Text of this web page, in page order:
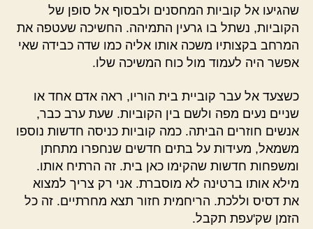
שהגיעו אל קוביות המחסנים ולבסוף אל סופן של
הקוביות, נשתל בו גרעין התמיהה. החשיכה שעטפה את
המרחב בקצותיו משכה אותו אליה כמו שדה כבידה שאי
אפשר היה לעמוד מול כוח המשיכה שלו.
כשצעד אל עבר קוביית בית הוריו, ראה אדם אחד או
שניים נעים מפה ולשם בין הקוביות. שעת ערב כבר,
אנשים חוזרים הביתה. כמה קוביות כניסה חדשות נוספו
משמאל, מעידות על בתים חדשים שנחפרו מתחתן
ומשפחות חדשות שהקימו כאן בית. זה הרתיח אותו.
מילא אותו ברטינה לא מוסברת. אני רק צריך למצוא
את דסיס וללכת. הריחמית חזור תצא מחרתיים. זה כל
הזמן שק'עפת תקבל.